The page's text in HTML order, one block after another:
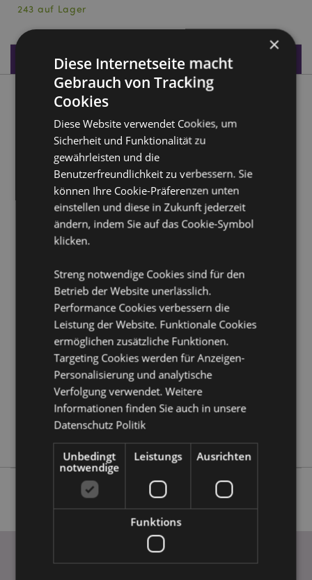
243 auf Lager
Produktdaten
Produktbeschreibung
Elements Babydrache in einer Schatztruhe
Material:Harz
Produkttressourcen:
Möchten Sie mehr über den Einkauf bei Puckator
erfahren? Dann lesen Sie unserenLeitfaden für
Kundeninformationen.
Produktattribute
Höhe 12cm Breite 8.5cm Tiefe 7cm
5055071780240
48
0.202000
Keine
Keine
Keine
×
Diese Internetseite macht
Gebrauch von Tracking
Cookies
Diese Website verwendet Cookies, um
Sicherheit und Funktionalität zu
gewährleisten und die
Benutzerfreundlichkeit zu verbessern. Sie
können Ihre Cookie-Präferenzen unten
einstellen und diese in Zukunft jederzeit
ändern, indem Sie auf das Cookie-Symbol
klicken.
Streng notwendige Cookies sind für den
Betrieb der Website unerlässlich.
Performance Cookies verbessern die
Leistung der Website. Funktionale Cookies
ermöglichen zusätzliche Funktionen.
Targeting Cookies werden für Anzeigen-
Personalisierung und analytische
Verfolgung verwendet. Weitere
Informationen finden Sie auch in unsere
Datenschutz Politik
Unbedingt
notwendige
Leistungs Ausrichten
Funktions